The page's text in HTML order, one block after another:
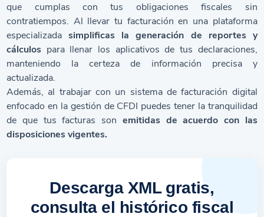
que cumplas con tus obligaciones fiscales sin
contratiempos. Al llevar tu facturación en una plataforma
especializadasimplificas la generación de reportes y
cálculos para llenar los aplicativos de tus declaraciones,
manteniendo la certeza de información precisa y
actualizada.
Además, al trabajar con un sistema de facturación digital
enfocado en la gestión de CFDI puedes tener la tranquilidad
de que tus facturas son emitidas de acuerdo con las
disposiciones vigentes.
Descarga XML gratis,
consulta el histórico fiscal